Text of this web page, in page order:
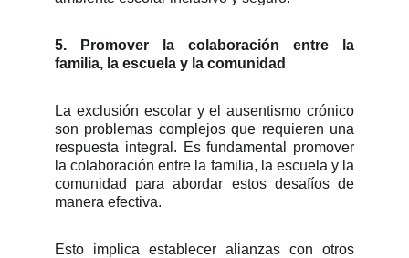
5. Promover la colaboración entre la
familia, la escuela y la comunidad
La exclusión escolar y el ausentismo crónico
son problemas complejos que requieren una
respuesta integral. Es fundamental promover
la colaboración entre la familia, la escuela y la
comunidad para abordar estos desafíos de
manera efectiva.
Esto implica establecer alianzas con otros